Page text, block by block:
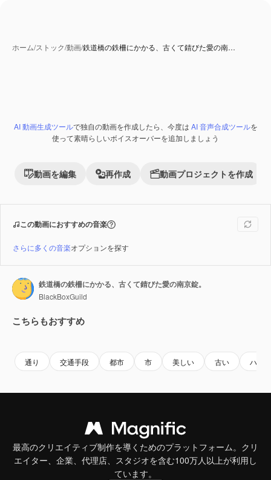
ホーム/ストック/動画/鉄道橋の鉄柵にかかる、古くて錆びた愛の南…
Premium
AI 動画生成ツールで独自の動画を作成したら、今度は AI 音声合成ツールを
使って素晴らしいボイスオーバーを追加しましょう
動画を編集 再作成 動画プロジェクトを作成
この動画におすすめの音楽
さらに多くの音楽オプションを探す
鉄道橋の鉄柵にかかる、古くて錆びた愛の南京錠。
BlackBoxGuild
こちらもおすすめ
通り 交通手段 都市 市 美しい 古い ハード
最高のクリエイティブ制作を導くためのプラットフォーム。クリ
エイター、企業、代理店、スタジオを含む100万人以上が利用し
ています。